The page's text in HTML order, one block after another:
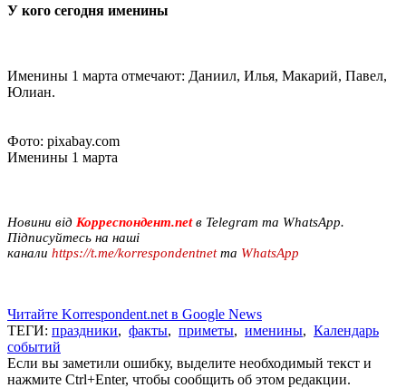
У кого сегодня именины
Именины 1 марта отмечают: Даниил, Илья, Макарий, Павел,
Юлиан.
Фото: pixabay.com
Именины 1 марта
Новини від Корреспондент.netв Telegram та WhatsApp.
Підписуйтесь на наші
канали https://t.me/korrespondentnetта WhatsApp
Читайте Korrespondent.net в Google News
ТЕГИ: праздники, факты, приметы, именины, Календарь
событий
Если вы заметили ошибку, выделите необходимый текст и
нажмите Ctrl+Enter, чтобы сообщить об этом редакции.